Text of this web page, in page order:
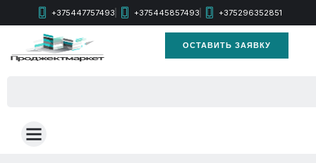
+375447757493 +375445857493 +375296352851
ОСТАВИТЬ ЗАЯВКУ